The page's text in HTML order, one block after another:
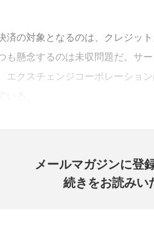
の対象となるのは、クレジッ
も懸念するのは未収問題だ。サ
エクスチェンジコーポレーショ
メールマガジンに登
続きをお読みい